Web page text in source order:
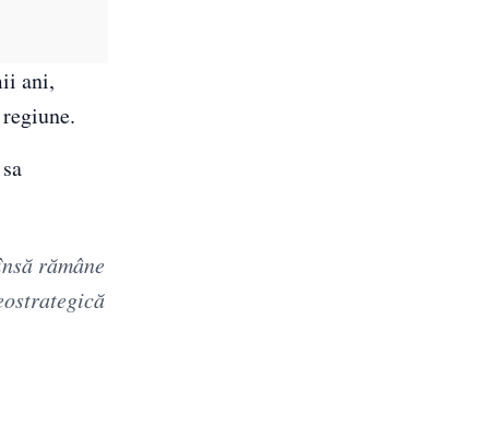
ani,
rămâne